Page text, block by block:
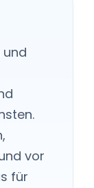
und
vor
für